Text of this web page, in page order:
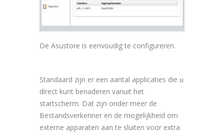
De Asustore is eenvoudig te configureren.
Standaard zijn er een aantal applicaties die u
direct kunt benaderen vanuit het
startscherm. Dat zijn onder meer de
Bestandsverkenner en de mogelijkheid om
externe apparaten aan te sluiten voor extra